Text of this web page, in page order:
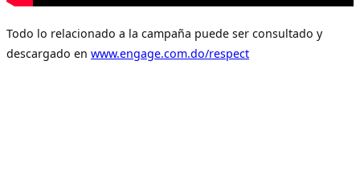
Todo lo relacionado a la campaña puede ser consultado y
descargado en www.engage.com.do/respect